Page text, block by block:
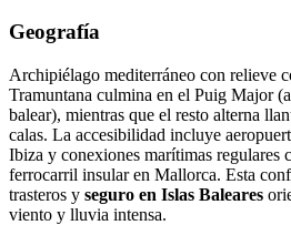
Geografía
Archipiélago mediterráneo con relieve
Tramuntana culmina en el Puig Major
balear), mientras que el resto alterna
calas. La accesibilidad incluye
Ibiza y conexiones marítimas regulares
ferrocarril insular en Mallorca. Esta
trasteros y seguro en Islas Baleares
viento y lluvia intensa.